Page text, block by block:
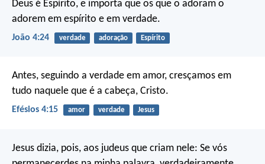
Deus é Espírito, e importa que os que o adoram o
adorem em espírito e em verdade.
João 4:24 verdade adoração Espírito
Antes, seguindo a verdade em amor, cresçamos em
tudo naquele que é a cabeça, Cristo.
Efésios 4:15 amor verdade Jesus
Jesus dizia, pois, aos judeus que criam nele: Se vós